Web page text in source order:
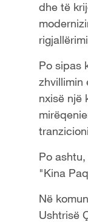
dhe të
Po sipas
zhvillimin
nxisë një
Po
"Kina
Në
Ushtrisë